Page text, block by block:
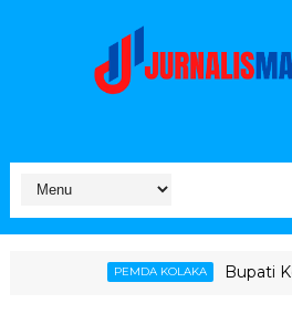
Bupati Kolaka Buka